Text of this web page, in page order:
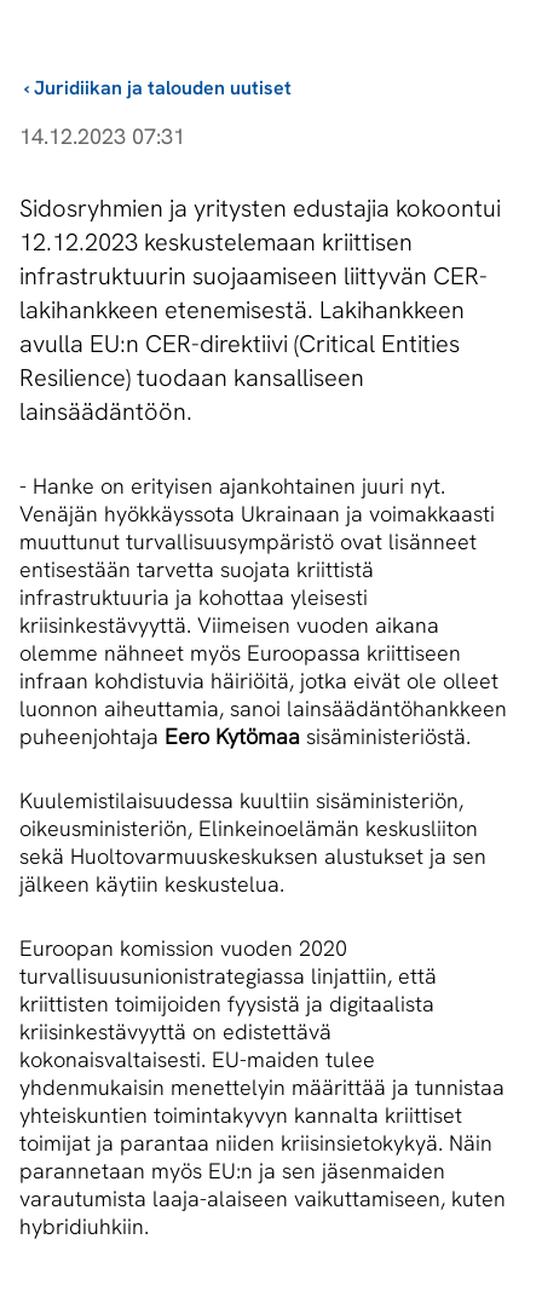
Juridiikan ja talouden uutiset
›
14.12.2023 07:31
Sidosryhmien ja yritysten edustajia kokoontui
12.12.2023 keskustelemaan kriittisen
infrastruktuurin suojaamiseen liittyvän CER-
lakihankkeen etenemisestä. Lakihankkeen
avulla EU:n CER-direktiivi (Critical Entities
Resilience) tuodaan kansalliseen
lainsäädäntöön.
- Hanke on erityisen ajankohtainen juuri nyt.
Venäjän hyökkäyssota Ukrainaan ja voimakkaasti
muuttunut turvallisuusympäristö ovat lisänneet
entisestään tarvetta suojata kriittistä
infrastruktuuria ja kohottaa yleisesti
kriisinkestävyyttä. Viimeisen vuoden aikana
olemme nähneet myös Euroopassa kriittiseen
infraan kohdistuvia häiriöitä, jotka eivät ole olleet
luonnon aiheuttamia, sanoi lainsäädäntöhankkeen
puheenjohtaja Eero Kytömaa sisäministeriöstä.
Kuulemistilaisuudessa kuultiin sisäministeriön,
oikeusministeriön, Elinkeinoelämän keskusliiton
sekä Huoltovarmuuskeskuksen alustukset ja sen
jälkeen käytiin keskustelua.
Euroopan komission vuoden 2020
turvallisuusunionistrategiassa linjattiin, että
kriittisten toimijoiden fyysistä ja digitaalista
kriisinkestävyyttä on edistettävä
kokonaisvaltaisesti. EU-maiden tulee
yhdenmukaisin menettelyin määrittää ja tunnistaa
yhteiskuntien toimintakyvyn kannalta kriittiset
toimijat ja parantaa niiden kriisinsietokykyä. Näin
parannetaan myös EU:n ja sen jäsenmaiden
varautumista laaja-alaiseen vaikuttamiseen, kuten
hybridiuhkiin.